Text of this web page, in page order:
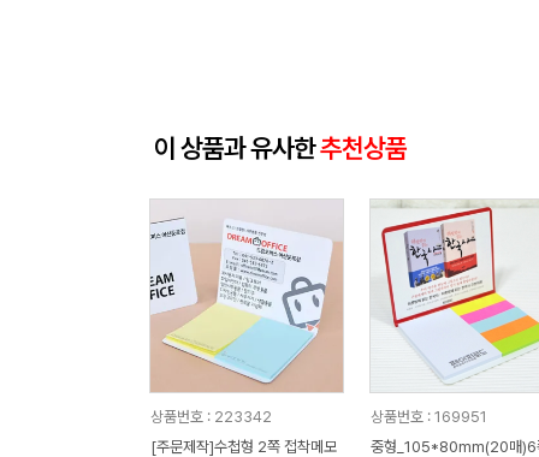
이 상품과 유사한추천상품
상품번호 : 223342
[주문제작]수첩형 2쪽 접착메모
상품번호 : 169951
중형_105*80mm(20매)6